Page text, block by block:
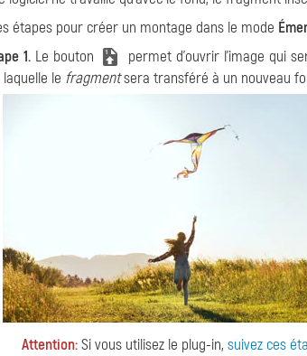
étapes pour créer un montage dans le mode
1.Le bouton permet d'ouvrir l'image qui
le fragmentsera transféré à un nouveau
Attention:Si vous utilisez le plug-in, suivez ces